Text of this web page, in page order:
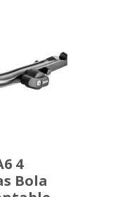
4
Bola